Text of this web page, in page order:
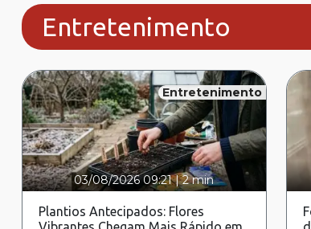
Entretenimento
Entretenimento
03/08/2026 09:21|2 min
Plantios Antecipados: Flores